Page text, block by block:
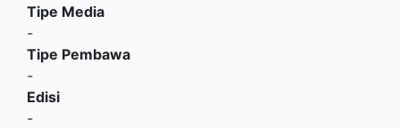
Tipe Media
-
Tipe Pembawa
-
Edisi
-